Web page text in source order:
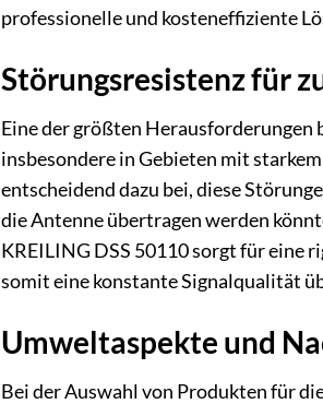
professionelle und kosteneffiziente
Störungsresistenz für
Eine der größten Herausforderungen
insbesondere in Gebieten mit
entscheidend dazu bei, diese
die Antenne übertragen werden
KREILING DSS 50110 sorgt für eine
somit eine konstante Signalqualität
Umweltaspekte und
Bei der Auswahl von Produkten für